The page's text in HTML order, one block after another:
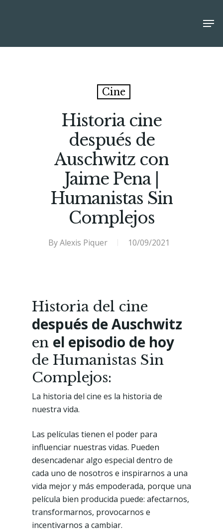
Cine
Historia cine
después de
Auschwitz con
Jaime Pena |
Humanistas Sin
Complejos
ByAlexis Piquer 10/09/2021
Historia del cine
después de Auschwitz
en el episodio de hoy
de Humanistas Sin
Complejos:
La historia del cine es la historia de
nuestra vida.
Las películas tienen el poder para
influenciar nuestras vidas. Pueden
desencadenar algo especial dentro de
cada uno de nosotros e inspirarnos a una
vida mejor y más empoderada, porque una
película bien producida puede: afectarnos,
transformarnos, provocarnos e
incentivarnos a cambiar.